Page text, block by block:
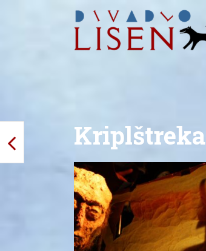
Kriplštreka